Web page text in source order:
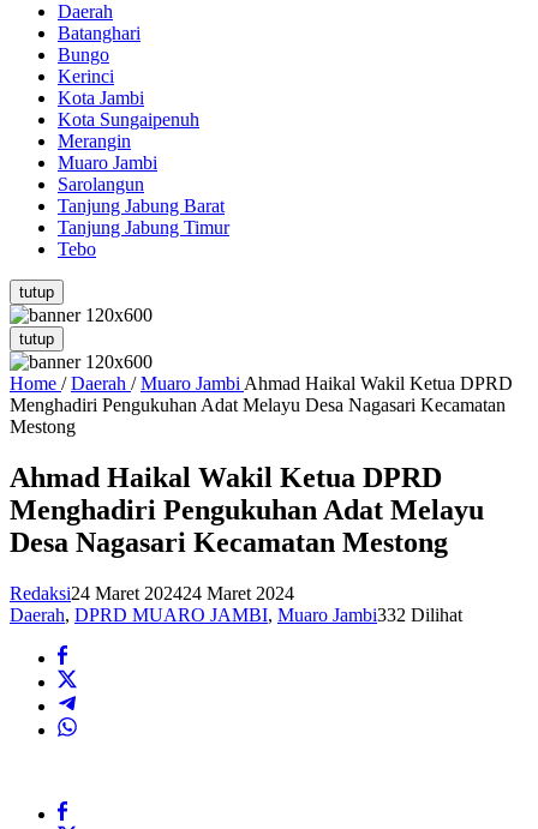
Daerah
Batanghari
Bungo
Kerinci
Kota Jambi
Kota Sungaipenuh
Merangin
Muaro Jambi
Sarolangun
Tanjung Jabung Barat
Tanjung Jabung Timur
Tebo
tutup
tutup
Home / Daerah / Muaro Jambi Ahmad Haikal Wakil Ketua DPRD
Menghadiri Pengukuhan Adat Melayu Desa Nagasari Kecamatan
Mestong
Ahmad Haikal Wakil Ketua DPRD
Menghadiri Pengukuhan Adat Melayu
Desa Nagasari Kecamatan Mestong
Redaksi24 Maret 202424 Maret 2024
Daerah, DPRD MUARO JAMBI, Muaro Jambi332 Dilihat